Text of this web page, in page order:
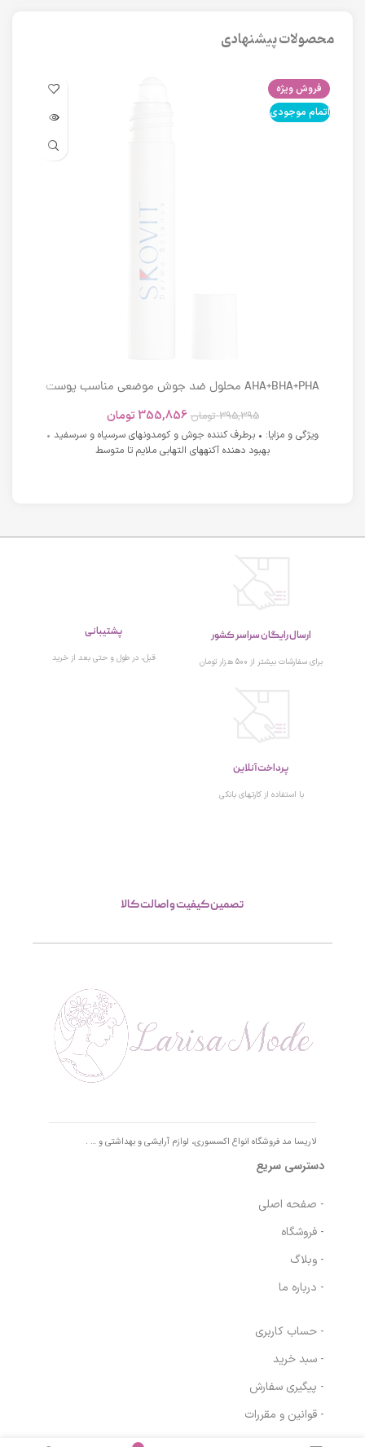
محصولات پیشنهادی
فروش ویژه
اتمام موجودی
AHA+BHA+PHA محلول ضد جوش موضعی مناسب پوست
395,395 تومان 355,856 تومان
ویژگی و مزایا: • برطرف کننده جوش و کومدونهای سرسیاه و سرسفید •
بهبود دهنده آکنههای التهابی ملایم تا متوسط
ارسال رایگان سراسر کشور
برای سفارشات بیشتر از 500 هزار تومان
پشتیبانی
قبل، در طول و حتی بعد از خرید
پرداخت آنلاین
با استفاده از کارتهای بانکی
تصمین کیفیت و اصالت کالا
لاریسا مد فروشگاه انواع اکسسوری، لوازم آرایشی و بهداشتی و … .
دسترسی سریع
- صفحه اصلی
- فروشگاه
- وبلاگ
- درباره ما
- حساب کاربری
- سبد خرید
- پیگیری سفارش
- قوانین و مقررات